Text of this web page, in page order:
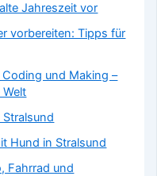
Jahreszeit vor
vorbereiten: Tipps für
Coding und Making –
Hund in Stralsund
Fahrrad und